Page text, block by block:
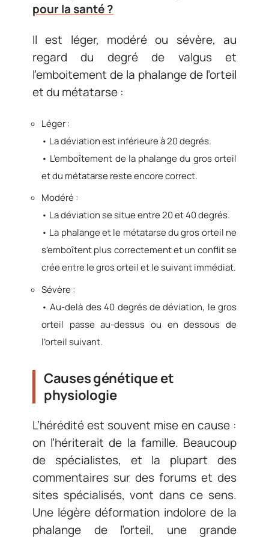
pour la santé ?
Il est léger, modéré ou sévère, au
regard du degré de valgus et
l’emboitement de la phalange de l’orteil
et du métatarse :
Léger :
• La déviation est inférieure à 20 degrés.
• L’emboîtement de la phalange du gros orteil
et du métatarse reste encore correct.
Modéré :
• La déviation se situe entre 20 et 40 degrés.
• La phalange et le métatarse du gros orteil ne
s’emboîtent plus correctement et un conflit se
crée entre le gros orteil et le suivant immédiat.
Sévère :
• Au-delà des 40 degrés de déviation, le gros
orteil passe au-dessus ou en dessous de
l’orteil suivant.
Causes génétique et
physiologie
L’hérédité est souvent mise en cause :
on l’hériterait de la famille. Beaucoup
de spécialistes, et la plupart des
commentaires sur des forums et des
sites spécialisés, vont dans ce sens.
Une légère déformation indolore de la
phalange de l’orteil, une grande